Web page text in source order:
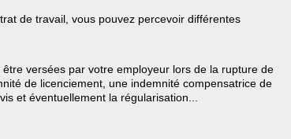
de travail, vous pouvez percevoir différentes
versées par votre employeur lors de la rupture de
de licenciement, une indemnité compensatrice de
et éventuellement la régularisation...